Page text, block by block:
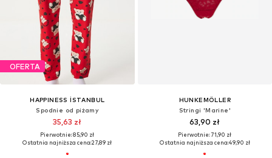
OFERTA
HAPPINESS İSTANBUL
Spodnie od piżamy
35,63 zł
Pierwotnie: 85,90 zł
Ostatnia najniższa cena:27,89 zł
HUNKEMÖLLER
Stringi 'Marine'
63,90 zł
Pierwotnie: 71,90 zł
Ostatnia najniższa cena:49,90 zł